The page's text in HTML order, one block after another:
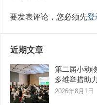
要发表评论，您必须先登
近期文章
第二届小动
多维举措助
2026年8月1日